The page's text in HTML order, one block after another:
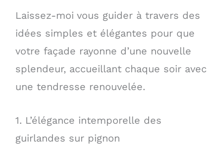
Laissez-moi vous guider à travers des
idées simples et élégantes pour que
votre façade rayonne d’une nouvelle
splendeur, accueillant chaque soir avec
une tendresse renouvelée.
1. L’élégance intemporelle des
guirlandes sur pignon